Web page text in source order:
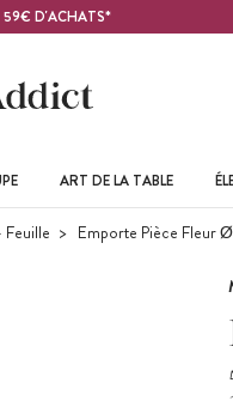
59€ D'ACHATS*
ART DE LA TABLE
Feuille Emporte Pièce Fleur